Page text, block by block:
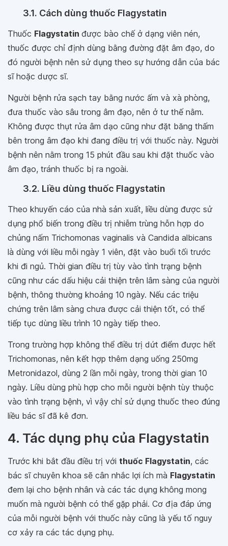
3.1. Cách dùng thuốc Flagystatin
Thuốc Flagystatin được bào chế ở dạng viên nén,
thuốc được chỉ định dùng bằng đường đặt âm đạo, do
đó người bệnh nên sử dụng theo sự hướng dẫn của bác
sĩ hoặc dược sĩ.
Người bệnh rửa sạch tay bằng nước ấm và xà phòng,
đưa thuốc vào sâu trong âm đạo, nên ở tư thế nằm.
Không được thụt rửa âm dạo cũng như đặt băng thấm
bên trong âm đạo khi đang điều trị với thuốc này. Người
bệnh nên nằm trong 15 phút đầu sau khi đặt thuốc vào
âm đạo, tránh thuốc bị ra ngoài.
3.2. Liều dùng thuốc Flagystatin
Theo khuyến cáo của nhà sản xuất, liều dùng được sử
dụng phổ biến trong điều trị nhiễm trùng hỗn hợp do
chủng nấm Trichomonas vaginalis và Candida albicans
là dùng với liều mỗi ngày 1 viên, đặt vào buổi tối trước
khi đi ngủ. Thời gian điều trị tùy vào tình trạng bệnh
cũng như các dấu hiệu cải thiện trên lâm sàng của người
bệnh, thông thường khoảng 10 ngày. Nếu các triệu
chứng trên lâm sàng chưa được cải thiện tốt, có thể
tiếp tục dùng liều trình 10 ngày tiếp theo.
Trong trường hợp không thể điều trị dứt điểm được hết
Trichomonas, nên kết hợp thêm dạng uống 250mg
Metronidazol, dùng 2 lần mỗi ngày, trong thời gian 10
ngày. Liều dùng phù hợp cho mỗi người bệnh tùy thuộc
vào tình trạng bệnh, vì vậy chỉ sử dụng thuốc theo đúng
liều bác sĩ đã kê đơn.
4. Tác dụng phụ của Flagystatin
Trước khi bắt đầu điều trị với thuốc Flagystatin, các
bác sĩ chuyên khoa sẽ cân nhắc lợi ích mà Flagystatin
đem lại cho bệnh nhân và các tác dụng không mong
muốn mà người bệnh có thể gặp phải. Cơ địa đáp ứng
của mỗi người bệnh với thuốc này cũng là yếu tố nguy
cơ xảy ra các tác dụng phụ.